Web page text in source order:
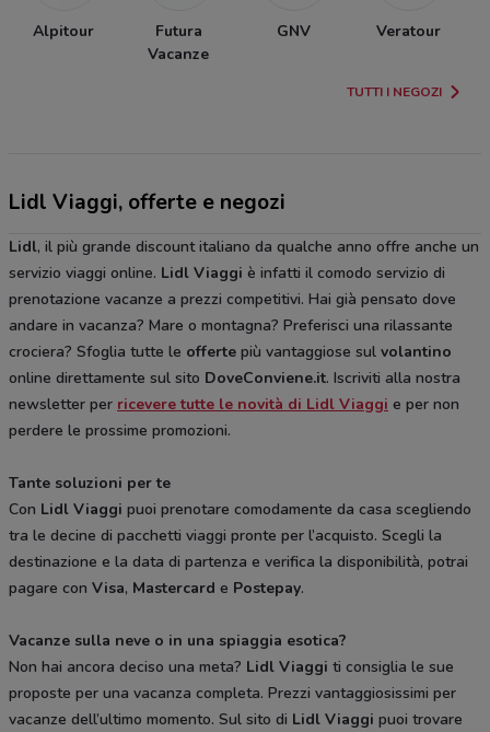
Alpitour
Futura
Vacanze
GNV
Veratour
TUTTI I NEGOZI
Lidl Viaggi, offerte e negozi
Lidl, il più grande discount italiano da qualche anno offre anche un
servizio viaggi online. Lidl Viaggi è infatti il comodo servizio di
prenotazione vacanze a prezzi competitivi. Hai già pensato dove
andare in vacanza? Mare o montagna? Preferisci una rilassante
crociera? Sfoglia tutte le offerte più vantaggiose sul volantino
online direttamente sul sito DoveConviene.it. Iscriviti alla nostra
newsletter per ricevere tutte le novità di Lidl Viaggi e per non
perdere le prossime promozioni.
Tante soluzioni per te
Con Lidl Viaggi puoi prenotare comodamente da casa scegliendo
tra le decine di pacchetti viaggi pronte per l’acquisto. Scegli la
destinazione e la data di partenza e verifica la disponibilità, potrai
pagare con Visa, Mastercard e Postepay.
Vacanze sulla neve o in una spiaggia esotica?
Non hai ancora deciso una meta? Lidl Viaggi ti consiglia le sue
proposte per una vacanza completa. Prezzi vantaggiosissimi per
vacanze dell’ultimo momento. Sul sito di Lidl Viaggi puoi trovare